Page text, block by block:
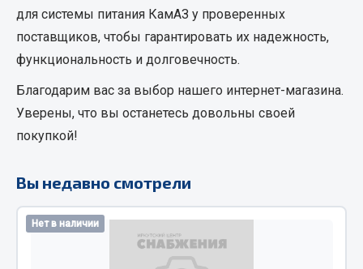
Технические жидкости
Весь раздел
МЕТИЗЫ
Болты
Кольца стопорные
Пробки
для системы питания КамАЗ у проверенных
поставщиков, чтобы гарантировать их надежность,
функциональность и долговечность.
Благодарим вас за выбор нашего интернет-магазина.
Уверены, что вы останетесь довольны своей
покупкой!
Вы недавно смотрели
Нет в наличии